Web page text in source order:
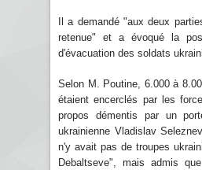
Il a demandé "aux deux
retenue" et a évoqué la
d'évacuation des soldats
Selon M. Poutine, 6.000 à
étaient encerclés par les
propos démentis par un
ukrainienne Vladislav
n'y avait pas de troupes
Debaltseve", mais admis